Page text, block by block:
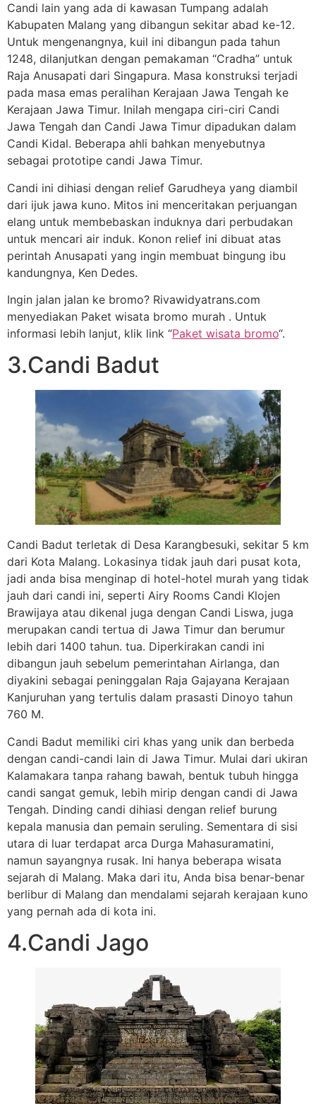
Candi lain yang ada di kawasan Tumpang adalah
Kabupaten Malang yang dibangun sekitar abad ke-12.
Untuk mengenangnya, kuil ini dibangun pada tahun
1248, dilanjutkan dengan pemakaman “Cradha” untuk
Raja Anusapati dari Singapura. Masa konstruksi terjadi
pada masa emas peralihan Kerajaan Jawa Tengah ke
Kerajaan Jawa Timur. Inilah mengapa ciri-ciri Candi
Jawa Tengah dan Candi Jawa Timur dipadukan dalam
Candi Kidal. Beberapa ahli bahkan menyebutnya
sebagai prototipe candi Jawa Timur.
Candi ini dihiasi dengan relief Garudheya yang diambil
dari ijuk jawa kuno. Mitos ini menceritakan perjuangan
elang untuk membebaskan induknya dari perbudakan
untuk mencari air induk. Konon relief ini dibuat atas
perintah Anusapati yang ingin membuat bingung ibu
kandungnya, Ken Dedes.
Ingin jalan jalan ke bromo? Rivawidyatrans.com
menyediakan Paket wisata bromo murah . Untuk
informasi lebih lanjut, klik link “Paket wisata bromo“.
3.Candi Badut
Candi Badut terletak di Desa Karangbesuki, sekitar 5 km
dari Kota Malang. Lokasinya tidak jauh dari pusat kota,
jadi anda bisa menginap di hotel-hotel murah yang tidak
jauh dari candi ini, seperti Airy Rooms Candi Klojen
Brawijaya atau dikenal juga dengan Candi Liswa, juga
merupakan candi tertua di Jawa Timur dan berumur
lebih dari 1400 tahun. tua. Diperkirakan candi ini
dibangun jauh sebelum pemerintahan Airlanga, dan
diyakini sebagai peninggalan Raja Gajayana Kerajaan
Kanjuruhan yang tertulis dalam prasasti Dinoyo tahun
760 M.
Candi Badut memiliki ciri khas yang unik dan berbeda
dengan candi-candi lain di Jawa Timur. Mulai dari ukiran
Kalamakara tanpa rahang bawah, bentuk tubuh hingga
candi sangat gemuk, lebih mirip dengan candi di Jawa
Tengah. Dinding candi dihiasi dengan relief burung
kepala manusia dan pemain seruling. Sementara di sisi
utara di luar terdapat arca Durga Mahasuramatini,
namun sayangnya rusak. Ini hanya beberapa wisata
sejarah di Malang. Maka dari itu, Anda bisa benar-benar
berlibur di Malang dan mendalami sejarah kerajaan kuno
yang pernah ada di kota ini.
4.Candi Jago